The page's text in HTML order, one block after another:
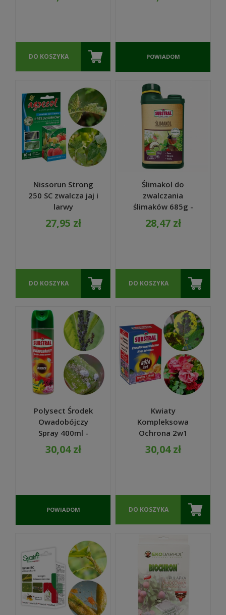
Substral
DO KOSZYKA
1,5 kg -
POWIADOM
DOSTĘPNOŚCI
Nissorun Strong
250 SC zwalcza jaj i
larwy
przędziorków 10
ml - Agrecol
27,95 zł
DO KOSZYKA
Ślimakol do
zwalczania
ślimaków 685g -
Substral
28,47 zł
DO KOSZYKA
Polysect Środek
Owadobójczy
Spray 400ml -
Substral
30,04 zł
POWIADOM
DOSTĘPNOŚCI
Kwiaty
Kompleksowa
Ochrona 2w1
100ml - Substral
30,04 zł
DO KOSZYKA